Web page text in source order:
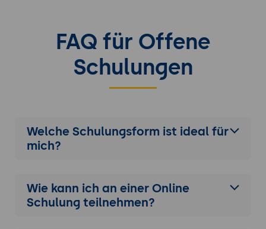
FAQ für Offene
Schulungen
Welche Schulungsform ist ideal für
mich?
Wie kann ich an einer Online
Schulung teilnehmen?